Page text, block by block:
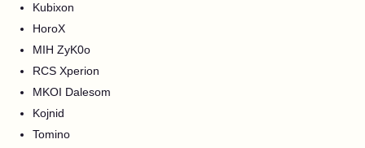
Kubixon
HoroX
MIH ZyK0o
RCS Xperion
MKOI Dalesom
Kojnid
Tomino